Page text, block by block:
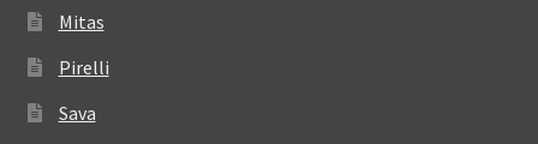
Mitas
Pirelli
Sava